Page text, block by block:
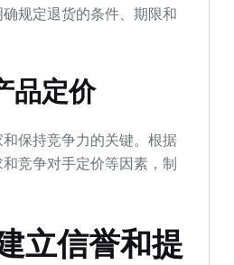
规定退货的条件、期限和
品定价
保持竞争力的关键。根据
竞争对手定价等因素，制
立信誉和提